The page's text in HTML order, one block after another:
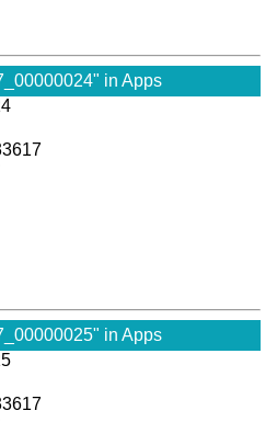
in Apps
in Apps